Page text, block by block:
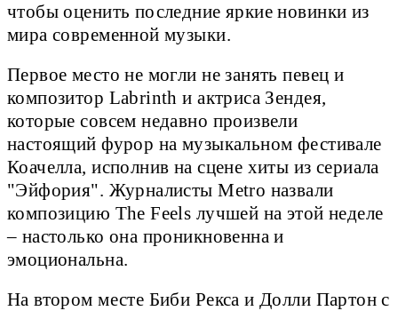
чтобы оценить последние яркие новинки из
мира современной музыки.
Первое место не могли не занять певец и
композитор Labrinth и актриса Зендея,
которые совсем недавно произвели
настоящий фурор на музыкальном фестивале
Коачелла, исполнив на сцене хиты из сериала
"Эйфория". Журналисты Metro назвали
композицию The Feels лучшей на этой неделе
– настолько она проникновенна и
эмоциональна.
На втором месте Биби Рекса и Долли Партон с